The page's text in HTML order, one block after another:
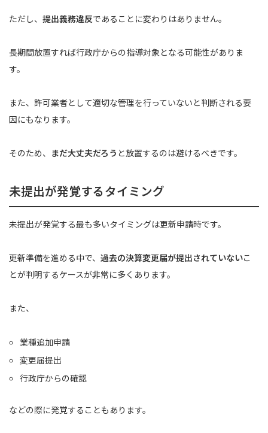
ただし、 提出義務違反であることに変わりはありません。
長期間放置すれば行政庁からの指導対象となる可能性がありま
す。
また、許可業者として適切な管理を行っていないと判断される要
因にもなります。
そのため、 まだ大丈夫だろう と放置するのは避けるべきです。
未提出が発覚するタイミング
未提出が発覚する最も多いタイミングは更新申請時です。
更新準備を進める中で、 過去の決算変更届が提出されていないこ
とが判明するケースが非常に多くあります。
また、
業種追加申請
変更届提出
行政庁からの確認
などの際に発覚することもあります。